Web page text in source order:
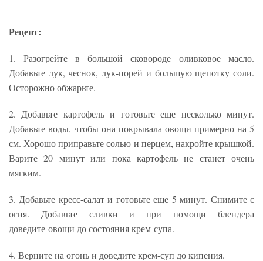
Рецепт:
1. Разогрейте в большой сковороде оливковое масло.
Добавьте лук, чеснок, лук-порей и большую щепотку соли.
Осторожно обжарьте.
2. Добавьте картофель и готовьте еще несколько минут.
Добавьте воды, чтобы она покрывала овощи примерно на 5
см. Хорошо приправьте солью и перцем, накройте крышкой.
Варите 20 минут или пока картофель не станет очень
мягким.
3. Добавьте кресс-салат и готовьте еще 5 минут. Снимите с
огня. Добавьте сливки и при помощи блендера
доведите овощи до состояния крем-супа.
4. Верните на огонь и доведите крем-суп до кипения.